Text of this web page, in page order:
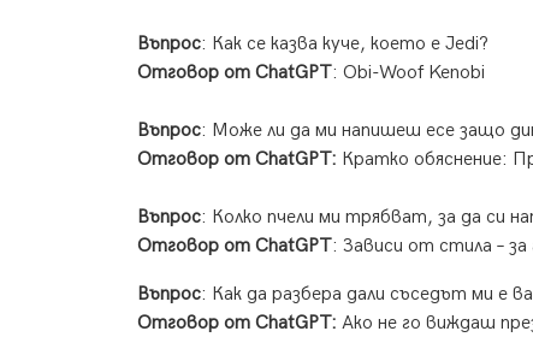
Въпрос: Как се казва куче, което е Jedi?
Отговор от ChatGPT: Obi-Woof Kenobi
Въпрос: Може ли да ми напишеш есе защо
Отговор от ChatGPT: Кратко обяснение:
Въпрос: Колко пчели ми трябват, за да си
Отговор от ChatGPT: Зависи от стила –
Въпрос: Как да разбера дали съседът ми е
Отговор от ChatGPT: Ако не го виждаш